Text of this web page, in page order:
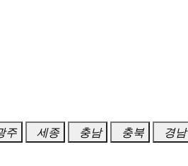
주 세종 충남 충북 경남